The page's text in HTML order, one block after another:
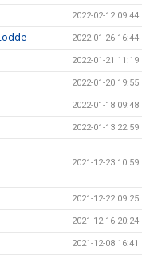
2022-02-12 09:44
2022-01-26 16:44
2022-01-21 11:19
2022-01-20 19:55
2022-01-18 09:48
2022-01-13 22:59
2021-12-23 10:59
2021-12-22 09:25
2021-12-16 20:24
2021-12-08 16:41